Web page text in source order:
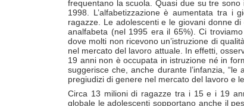
frequentano la scuola. Quasi due su tre
1998. L’alfabetizzazione è aumentata tra
ragazze. Le adolescenti e le giovani donne
analfabeta (nel 1995 era il 65%). Ci
dove molti non ricevono un’istruzione di
nel mercato del lavoro attuale. In effetti,
19 anni non è occupata in istruzione né in
suggerisce che, anche durante l’infanzia,
pregiudizi di genere nel mercato del lavoro e
Circa 13 milioni di ragazze tra i 15 e i 19
globale le adolescenti sopportano anche il